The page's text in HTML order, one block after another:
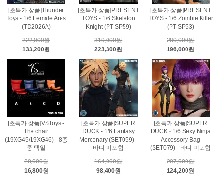
[초특가 상품]Thunder
Toys - 1/6 Female Ares
(TD2026A)
222,000원
133,200원
[초특가 상품]PRESENT
TOYS - 1/6 Skeleton
Knight (PT-SP59)
319,000원
223,300원
[초특가 상품]PRESENT
TOYS - 1/6 Zombie Killer
(PT-SP53)
280,000원
196,000원
[초특가 상품]VSToys -
The chair
(19XG45/19XG46) - 8종
중 택일
28,000원
16,800원
[초특가 상품]SUPER
DUCK - 1/6 Fantasy
Mercenary (SET059) -
바디 미포함
164,000원
98,400원
[초특가 상품]SUPER
DUCK - 1/6 Sexy Ninja
Accessory Bag
(SET079) - 바디 미포함
207,000원
124,200원